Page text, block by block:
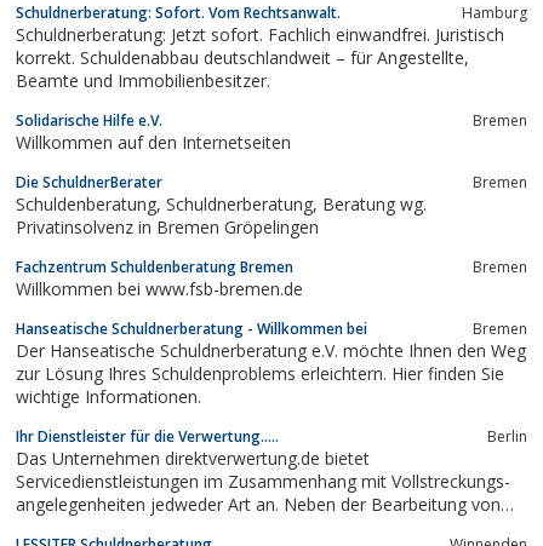
Schuldnerberatung: Sofort. Vom Rechtsanwalt. Hamburg
Schuldnerberatung: Jetzt sofort. Fachlich einwandfrei. Juristisch
korrekt. Schuldenabbau deutschlandweit – für Angestellte,
Beamte und Immobilienbesitzer.
Solidarische Hilfe e.V. Bremen
Willkommen auf den Internetseiten
Die SchuldnerBerater Bremen
Schuldenberatung, Schuldnerberatung, Beratung wg.
Privatinsolvenz in Bremen Gröpelingen
Fachzentrum Schuldenberatung Bremen Bremen
Willkommen bei www.fsb-bremen.de
Hanseatische Schuldnerberatung - Willkommen bei Bremen
Der Hanseatische Schuldnerberatung e.V. möchte Ihnen den Weg
zur Lösung Ihres Schuldenproblems erleichtern. Hier finden Sie
wichtige Informationen.
Ihr Dienstleister für die Verwertung..... Berlin
Das Unternehmen direktverwertung.de bietet
Servicedienstleistungen im Zusammenhang mit Vollstreckungs-
angelegenheiten jedweder Art an. Neben der Bearbeitung von